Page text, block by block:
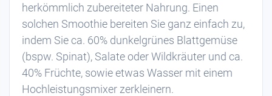
herkömmlich zubereiteter Nahrung. Einen
solchen Smoothie bereiten Sie ganz einfach zu,
indem Sie ca. 60% dunkelgrünes Blattgemüse
(bspw. Spinat), Salate oder Wildkräuter und ca.
40% Früchte, sowie etwas Wasser mit einem
Hochleistungsmixer zerkleinern.